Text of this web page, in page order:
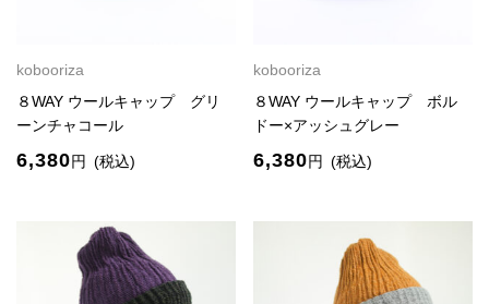
kobooriza
８WAY ウールキャップ グリ
ーンチャコール
6,380円 (税込)
kobooriza
８WAY ウールキャップ ボル
ドー×アッシュグレー
6,380円 (税込)